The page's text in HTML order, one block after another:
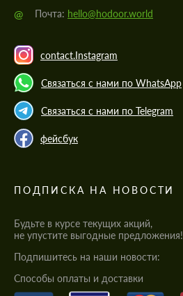
@ Почта: hello@hodoor.world
contact.Instagram
Связаться с нами по WhatsApp
Связаться с нами по Telegram
фейсбук
ПОДПИСКА НА НОВОСТИ
Будьте в курсе текущих акций,
не упустите выгодные предложения!
Подпишитесь на наши новости:
Cпособы оплаты и доставки